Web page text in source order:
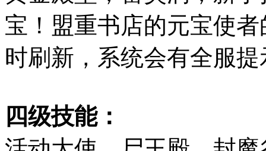
宝！盟重书店的元宝使
时刷新，系统会有全服提
四级技能：